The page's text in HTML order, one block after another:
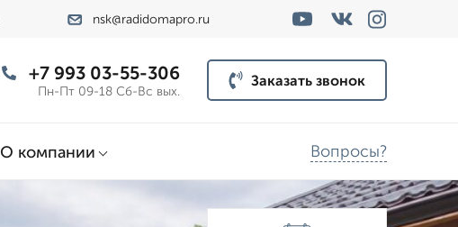
nsk@radidomapro.ru
+7 993 03-55-306
Пн-Пт 09-18 Сб-Вс вых.
Заказать звонок
О компании Вопросы?